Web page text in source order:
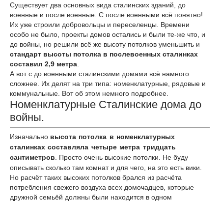
Существует два основных вида сталинских зданий, до
военные и после военные. С после военными всё понятно!
Их уже строили добровольцы и переселенцы. Времени
особо не было, проекты домов остались и были те-же что, и
до войны, но решили всё же высоту потолков уменьшить и
стандарт высоты потолка в послевоенных сталинках
составил 2,9 метра
А вот с до военными сталинскими домами всё намного
сложнее. Их делят на три типа: номенклатурные, рядовые и
коммунальные. Вот об этом немного подробнее.
Номенклатурные Сталинские дома до
войны.
Изначально высота потолка в номенклатурных
сталинках составляла четыре метра тридцать
сантиметров . Просто очень высокие потолки. Не буду
описывать сколько там комнат и для чего, на это есть вики.
Но расчёт таких высоких потолков брался из расчёта
потребления свежего воздуха всех домочадцев, которые
дружной семьёй должны были находится в одном